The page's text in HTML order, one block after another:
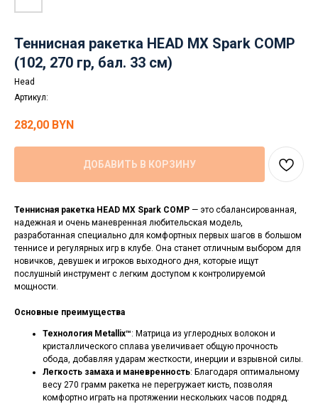
Теннисная ракетка HEAD MX Spark COMP
(102, 270 гр, бал. 33 см)
Head
Артикул:
282,00 BYN
ДОБАВИТЬ В КОРЗИНУ
Теннисная ракетка HEAD MX Spark COMP — это сбалансированная,
надежная и очень маневренная любительская модель,
разработанная специально для комфортных первых шагов в большом
теннисе и регулярных игр в клубе. Она станет отличным выбором для
новичков, девушек и игроков выходного дня, которые ищут
послушный инструмент с легким доступом к контролируемой
мощности.
Основные преимущества
Технология Metallix™: Матрица из углеродных волокон и
кристаллического сплава увеличивает общую прочность
обода, добавляя ударам жесткости, инерции и взрывной силы.
Легкость замаха и маневренность: Благодаря оптимальному
весу 270 грамм ракетка не перегружает кисть, позволяя
комфортно играть на протяжении нескольких часов подряд.